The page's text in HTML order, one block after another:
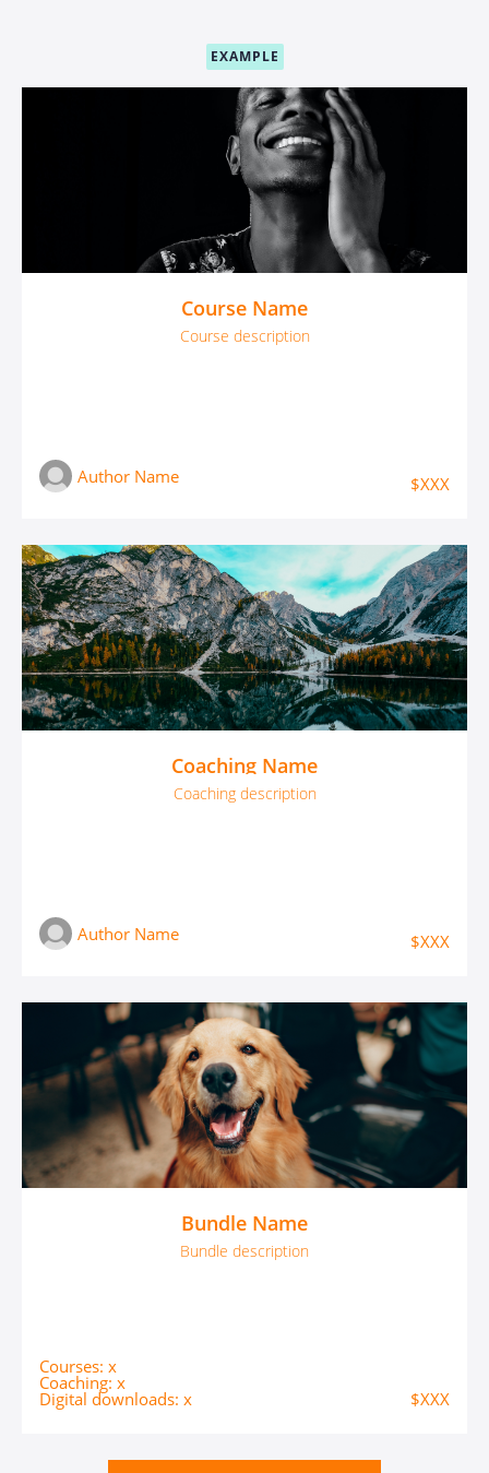
EXAMPLE
Course Name
Course description
Author Name $XXX
Coaching Name
Coaching description
Author Name $XXX
Bundle Name
Bundle description
Courses: x
Coaching: x
Digital downloads: x $XXX